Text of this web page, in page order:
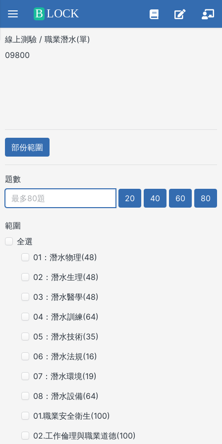
Positive SSL
B LOCK
線上測驗 / 職業潛水(單)
09800
部份範圍
題數
20
40 60 80
範圍
全選
01：潛水物理(48)
02：潛水生理(48)
03：潛水醫學(48)
04：潛水訓練(64)
05：潛水技術(35)
06：潛水法規(16)
07：潛水環境(19)
08：潛水設備(64)
01.職業安全衛生(100)
02.工作倫理與職業道德(100)